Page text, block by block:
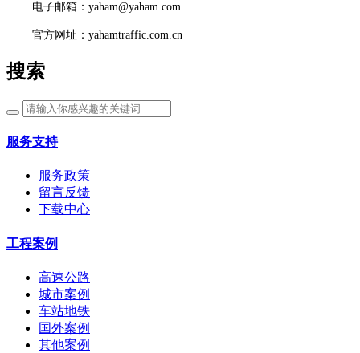
电子邮箱：yaham@yaham.com
官方网址：yahamtraffic.com.cn
搜索
服务支持
服务政策
留言反馈
下载中心
工程案例
高速公路
城市案例
车站地铁
国外案例
其他案例